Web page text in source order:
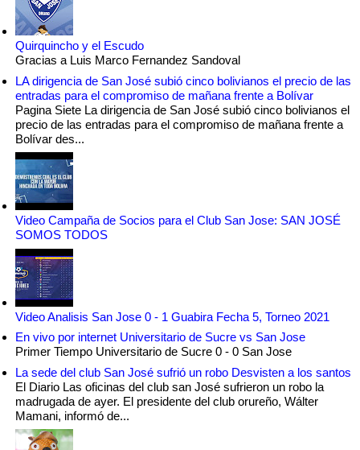
Quirquincho y el Escudo
Gracias a Luis Marco Fernandez Sandoval
LA dirigencia de San José subió cinco bolivianos el precio de las
entradas para el compromiso de mañana frente a Bolívar
Pagina Siete La dirigencia de San José subió cinco bolivianos el
precio de las entradas para el compromiso de mañana frente a
Bolívar des...
Video Campaña de Socios para el Club San Jose: SAN JOSÉ
SOMOS TODOS
Video Analisis San Jose 0 - 1 Guabira Fecha 5, Torneo 2021
En vivo por internet Universitario de Sucre vs San Jose
Primer Tiempo Universitario de Sucre 0 - 0 San Jose
La sede del club San José sufrió un robo Desvisten a los santos
El Diario Las oficinas del club san José sufrieron un robo la
madrugada de ayer. El presidente del club orureño, Wálter
Mamani, informó de...